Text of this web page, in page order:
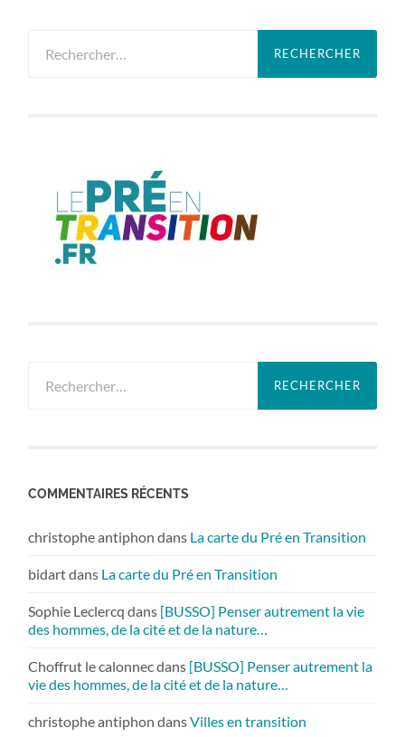
COMMENTAIRES RÉCENTS
christophe antiphon dans La carte du Pré en Transition
bidartdans La carte du Pré en Transition
Sophie Leclercq dans [BUSSO] Penser autrement la vie
des hommes, de la cité et de la nature…
Choffrut le calonnecdans [BUSSO] Penser autrement la
vie des hommes, de la cité et de la nature…
christophe antiphon dansVilles en transition